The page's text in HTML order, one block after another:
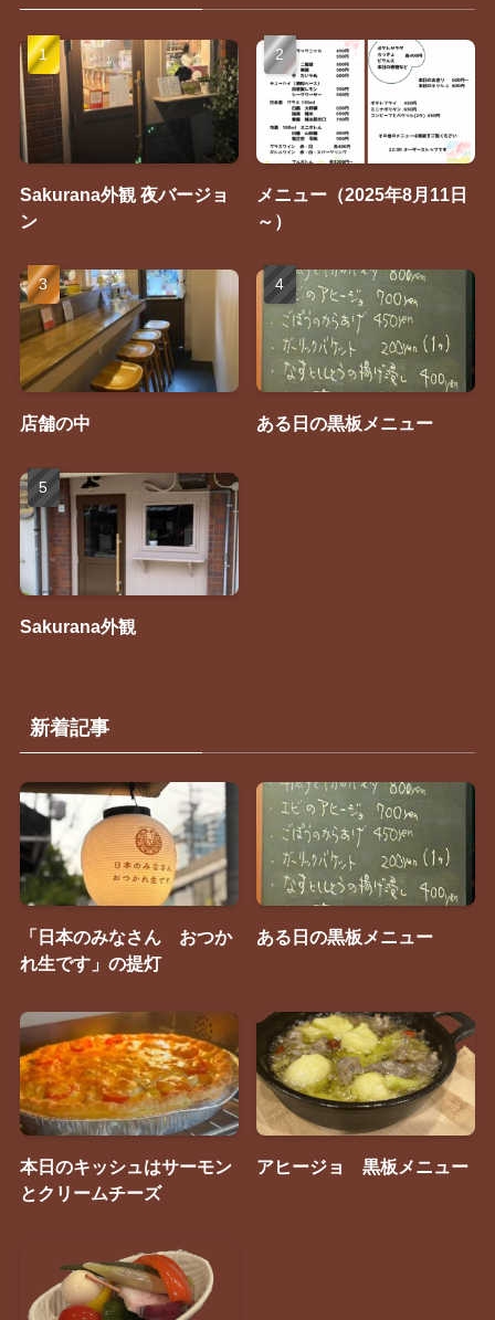
Sakurana外観 夜バージョ
ン
メニュー（2025年8月11日
～）
店舗の中 ある日の黒板メニュー
Sakurana外観
新着記事
「日本のみなさん おつか
れ生です」の提灯
ある日の黒板メニュー
本日のキッシュはサーモン
とクリームチーズ
アヒージョ 黒板メニュー